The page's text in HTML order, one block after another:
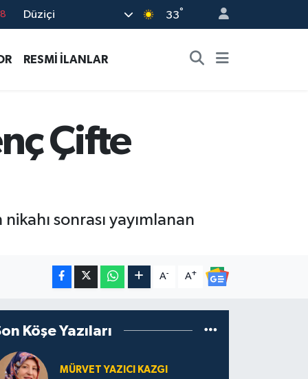
Düziçi 33°
RESMİ İLANLAR
Çifte
nikahı sonrası yayımlanan
A- A+
Köşe Yazıları
MÜRVET YAZICI KAZGI